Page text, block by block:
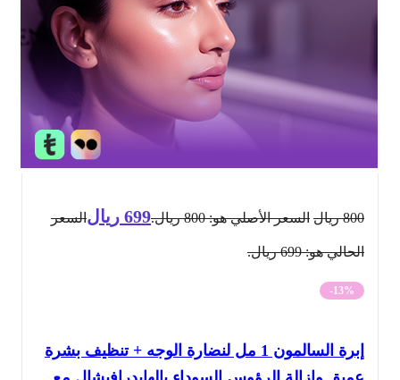
ريال السعر الأصلي هو: 800 ريال. 699 ريالالسعر
الحالي هو: 699 ريال.
-13%
إبرة السالمون 1 مل لنضارة الوجه + تنظيف بشرة